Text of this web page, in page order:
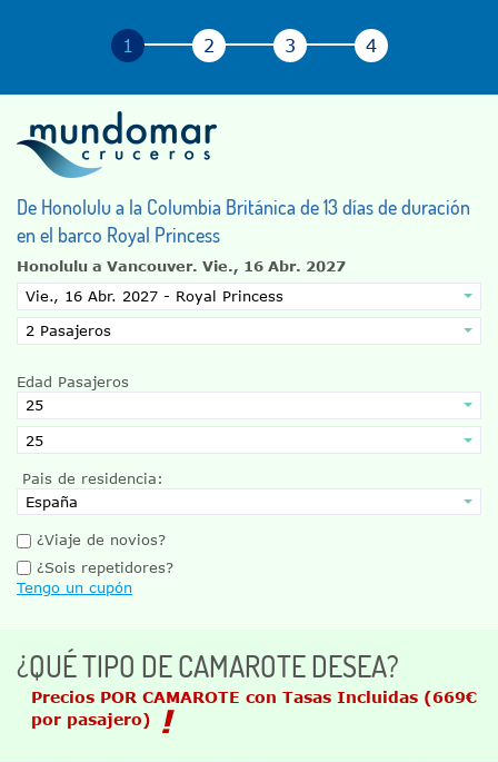
De Honolulu a la Columbia Británica de 13 días de duración
en el barco Royal Princess
Honolulu a Vancouver. Vie., 16 Abr. 2027
Edad Pasajeros
Pais de residencia:
¿Viaje de novios?
¿Sois repetidores?
Tengo un cupón
¿QUÉ TIPO DE CAMAROTE DESEA?
Precios POR CAMAROTE con Tasas Incluidas (669€
por pasajero)